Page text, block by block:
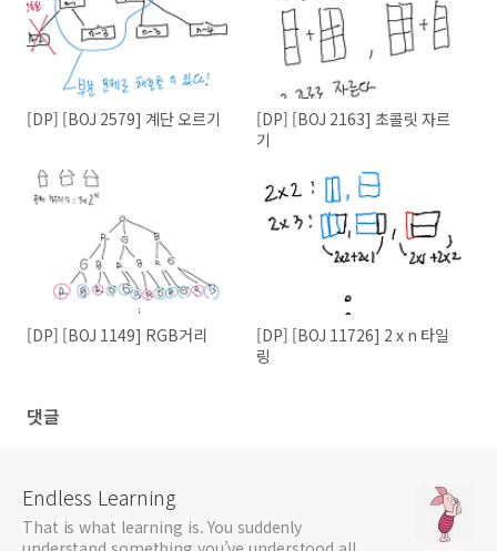
[DP] [BOJ 2579] 계단 오르기
[DP] [BOJ 2163] 초콜릿 자르
기
[DP] [BOJ 1149] RGB거리
[DP] [BOJ 11726] 2 x n 타일
링
댓글
Endless Learning
That is what learning is. You suddenly